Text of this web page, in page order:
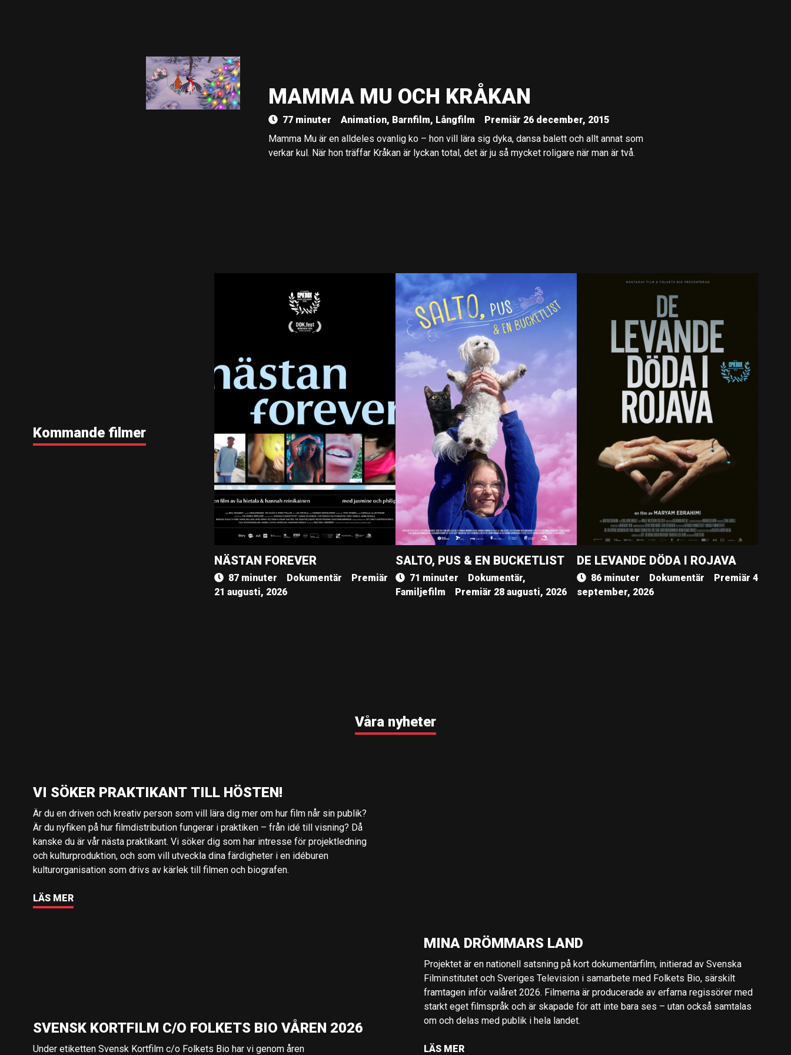
MAMMA MU OCH KRÅKAN
77 minuter Animation, Barnfilm, Långfilm
Premiär 26 december, 2015
Mamma Mu är en alldeles ovanlig ko – hon vill lära sig dyka, dansa balett och allt annat som
verkar kul. När hon träffar Kråkan är lyckan total, det är ju så mycket roligare när man är två.
Kommande filmer
NÄSTAN FOREVER
87 minuter Dokumentär
Premiär
21 augusti, 2026
SALTO, PUS & EN BUCKETLIST
71 minuter
Dokumentär,
Familjefilm
Premiär 28 augusti, 2026
DE LEVANDE DÖDA I ROJAVA
86 minuter Dokumentär
Premiär 4
september, 2026
Våra nyheter
VI SÖKER PRAKTIKANT TILL HÖSTEN!
Är du en driven och kreativ person som vill lära dig mer om hur film når sin publik?
Är du nyfiken på hur filmdistribution fungerar i praktiken – från idé till visning? Då
kanske du är vår nästa praktikant. Vi söker dig som har intresse för projektledning
och kulturproduktion, och som vill utveckla dina färdigheter i en idéburen
kulturorganisation som drivs av kärlek till filmen och biografen.
LÄS MER
MINA DRÖMMARS LAND
Projektet är en nationell satsning på kort dokumentärfilm, initierad av Svenska
Filminstitutet och Sveriges Television i samarbete med Folkets Bio, särskilt
framtagen inför valåret 2026. Filmerna är producerade av erfarna regissörer med
starkt eget filmspråk och är skapade för att inte bara ses – utan också samtalas
om och delas med publik i hela landet.
LÄS MER
SVENSK KORTFILM C/O FOLKETS BIO VÅREN 2026
Under etiketten Svensk Kortfilm c/o Folkets Bio har vi genom åren